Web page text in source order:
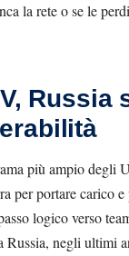
la rete o se le
più ampio
per portare carico
logico verso
negli ultimi